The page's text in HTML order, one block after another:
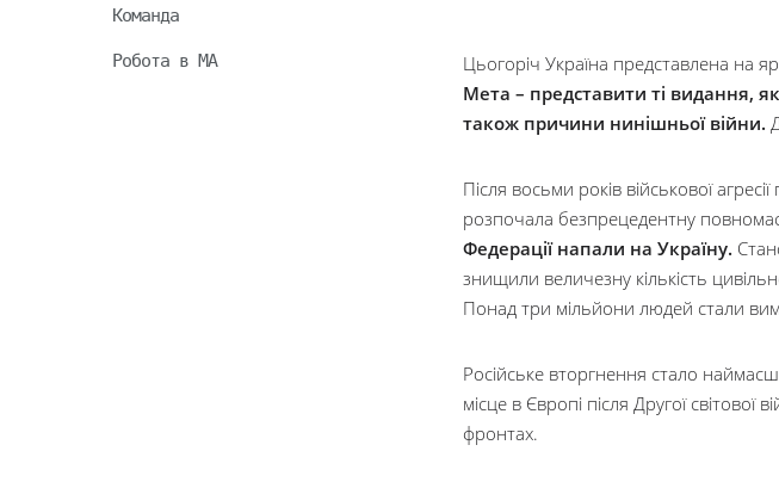
Команда
Робота в МА
Цьогоріч Україна представлена на
Мета – представити ті видання,
також причини нинішньої війни.
Після восьми років військової
розпочала безпрецедентну
Федерації напали на Україну.
знищили величезну кількість
Понад три мільйони людей стали
Російське вторгнення стало
місце в Європі після Другої світової
фронтах.